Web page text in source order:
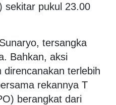
sekitar pukul 23.00
tersangka
Bahkan, aksi
terlebih
rekannya T
berangkat dari